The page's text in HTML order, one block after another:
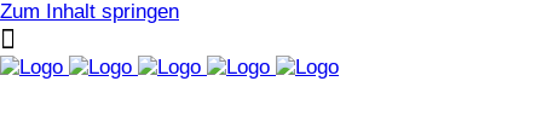
Zum Inhalt springen